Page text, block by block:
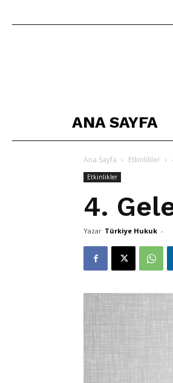
ANA SAYFA
Ana Sayfa Etkinlikler
Etkinlikler
4.
Yazar Türkiye Hukuk -